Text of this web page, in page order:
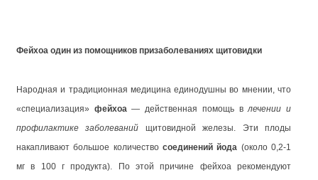
Фейхоа один из помощников призаболеваниях щитовидки
Народная и традиционная медицина единодушны во мнении, что
«специализация» фейхоа— действенная помощь влечении и
профилактике заболеваний щитовидной железы. Эти плоды
накапливают большое количество соединений йода (около 0,2-1
мг в 100 г продукта). По этой причине фейхоа рекомендуют